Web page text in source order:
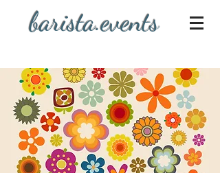
barista.events